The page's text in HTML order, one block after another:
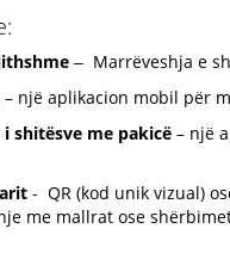
‒ Marrëveshja e
– një aplikacion mobil për
shitësve me pakicë – një
- QR (kod unik vizual)
me mallrat ose